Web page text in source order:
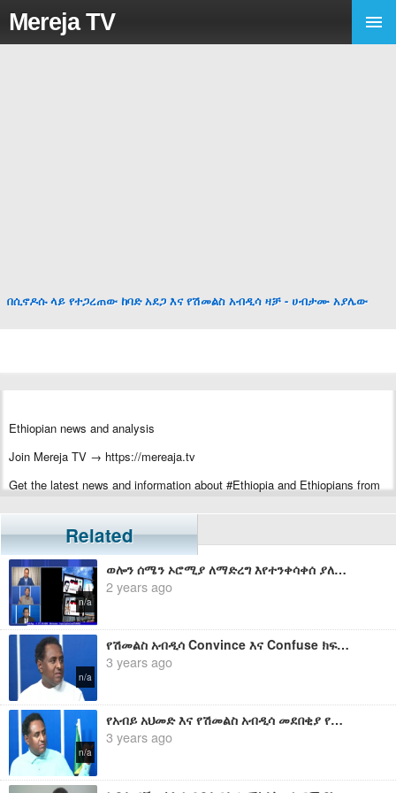
Mereja TV
በሲኖዶሱ ላይ የተጋረጠው ከባድ አደጋ እና የሽመልስ አብዲሳ ዛቻ - ሀብታሙ አያሌው
Ethiopian news and analysis
Join Mereja TV → https://mereaja.tv
Get the latest news and information about #Ethiopia and Ethiopians from
For inquiry or additional information, visit Mereja.com
Mereja presents Ethiopian news, Ethiopian music, sports, arts, and
entertainment
Related
n/a
ወሎን ሰሜን ኦሮሚያ ለማድረግ እየተንቀሳቀሰ ያለው የሽመልስ አብዲሳ ወራሪ ቡድን - ሀብታሙ አያሌው
2 years ago
n/a
የሽመልስ አብዲሳ Convince እና Confuse ክፍል ሁለት በባህርዳር - ሀብታሙ አያሌው
3 years ago
n/a
የአብይ አህመድ እና የሽመልስ አብዲሳ መደበቂያ የሆነው ሀላላ ኬላ ፓርክ - ሀብታሙ አያሌው
3 years ago